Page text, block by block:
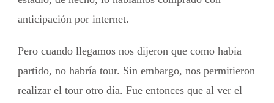
anticipación por internet.
Pero cuando llegamos nos dijeron que como había
partido, no habría tour. Sin embargo, nos permitieron
realizar el tour otro día. Fue entonces que al ver el